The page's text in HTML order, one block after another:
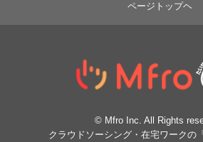
ページトップヘ
© Mfro Inc. All Rights
クラウドソーシング・在宅ワークの